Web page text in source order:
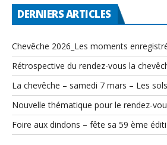
DERNIERS ARTICLES
Chevêche 2026_Les moments
Rétrospective du rendez-vous la
La chevêche – samedi 7 mars – Les
Nouvelle thématique pour le rendez-
Foire aux dindons – fête sa 59 ème